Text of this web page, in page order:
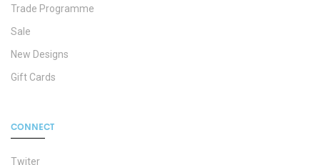
Trade Programme
Sale
New Designs
Gift Cards
CONNECT
Twiter